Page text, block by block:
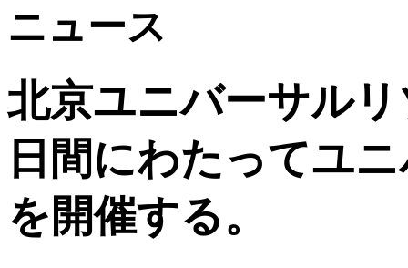
ニュース
北京ユニバーサル
日間にわたってユ
を開催する。